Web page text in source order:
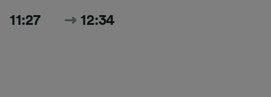
11:27 12:34